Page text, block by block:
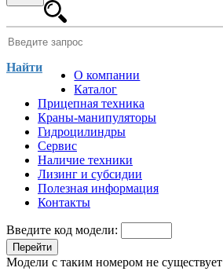
Найти
О компании
Каталог
Прицепная техника
Краны-манипуляторы
Гидроцилиндры
Сервис
Наличие техники
Лизинг и субсидии
Полезная информация
Контакты
Введите код модели:
Перейти
Модели с таким номером не существует